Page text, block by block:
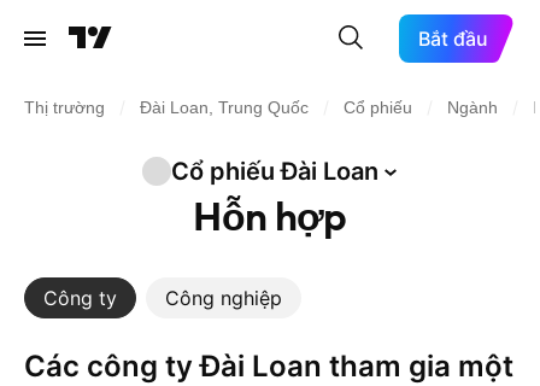
Bắt đầu
Thị trường Đài Loan, Trung Quốc Cổ phiếu Ngành
Cổ phiếu Đài Loan
Hỗn hợp
Công ty Công nghiệp
Các công ty Đài Loan tham gia một